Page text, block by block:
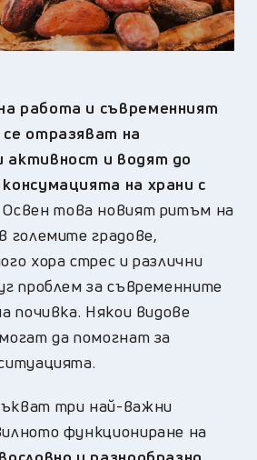
работа и съвременният
отразяват на
активност и водят до
на храни с
Освен това новият ритъм на
големите градове,
хора стрес и различни
проблем за съвременните
почивка. Някои видове
да помогнат за
три най-важни
функциониране на